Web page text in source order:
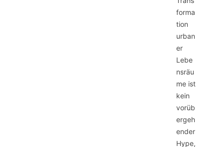
forma
tion
urban
er
Lebe
nsräu
me ist
kein
vorüb
ergeh
ender
Hype,